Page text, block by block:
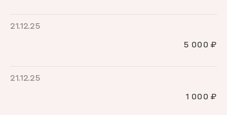
21.12.25
5 000 ₽
21.12.25
1 000 ₽